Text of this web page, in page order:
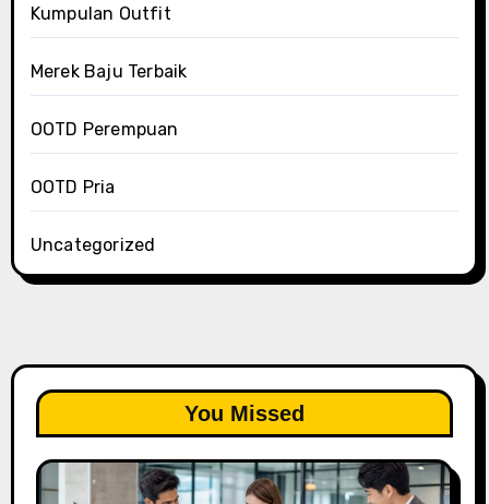
Kumpulan Outfit
Merek Baju Terbaik
OOTD Perempuan
OOTD Pria
Uncategorized
You Missed